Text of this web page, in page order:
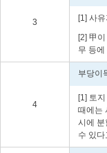
3
[1] 사
[2] 甲
무 등
4
부당이
[1] 토
때에는
시에 분
수 있